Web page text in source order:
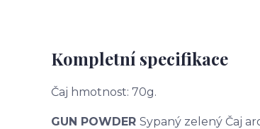
Kompletní specifikace
Čaj hmotnost: 70g.
GUN POWDER Sypaný zelený Čaj